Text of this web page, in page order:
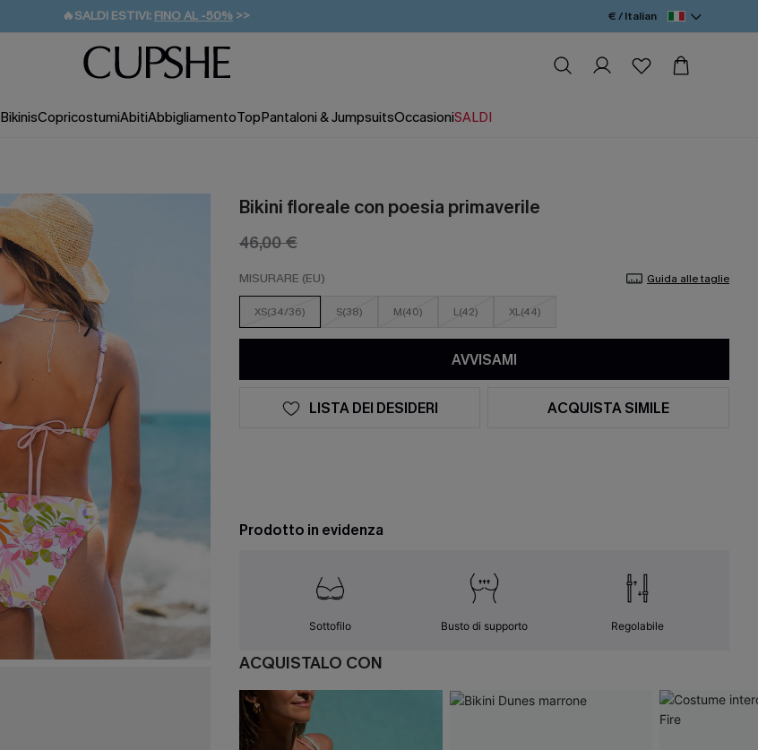
🔥SALDI ESTIVI: FINO AL -50% >>
🚚SPEDIZIONE GRATUITA DA 49€
💌REGALO PER I NUOVI: 20% DI SCONTO*
€ / Italian
BikinisCopricostumiAbitiAbbigliamentoTopPantaloni & JumpsuitsOccasioniSALDI
Bikini floreale con poesia primaverile
46,00 €
MISURARE (EU) Guida alle taglie
XS(34/36) S(38) M(40) L(42) XL(44)
AVVISAMI
LISTA DEI DESIDERI ACQUISTA SIMILE
Prodotto in evidenza
Sottofilo Busto di supporto Regolabile
ACQUISTALO CON